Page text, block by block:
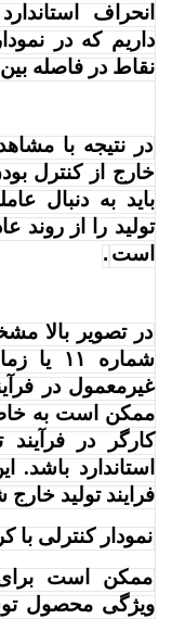
انحراف
داریم که در
نقاط در فاصله بین
در نتیجه با
خارج از کنترل
باید به دنبال
تولید را از روند
است .
غیرمعمول در
ممکن است به
کارگر در
استاندارد
فرایند تولید خارج
نمودار کنترلی با
ممکن است برای
ویژگی محصول